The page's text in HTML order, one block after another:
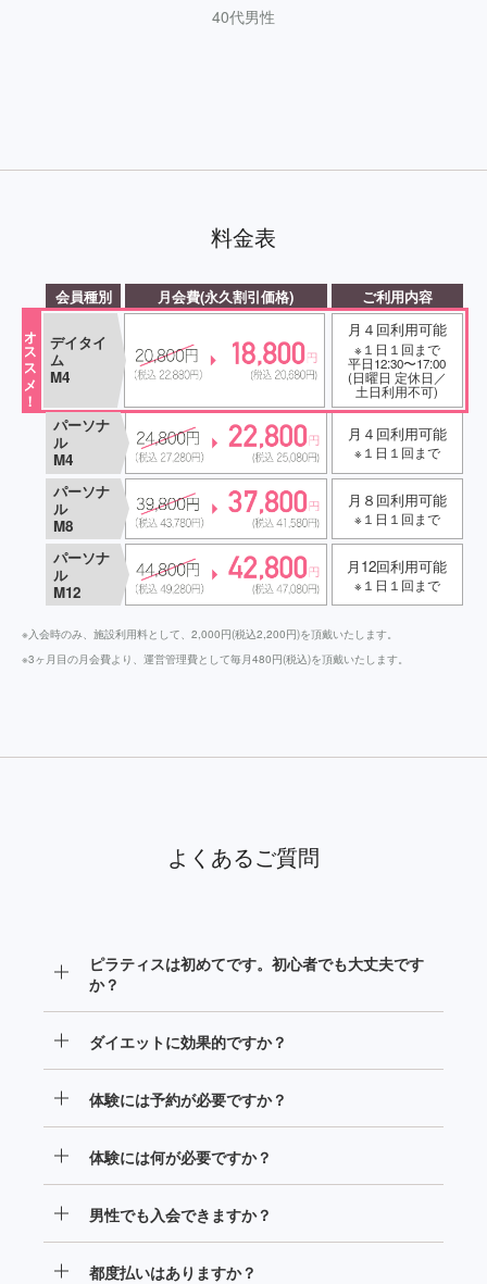
40代男性
料金表
会員種別 月会費(永久割引価格) ご利用内容
オススメ！
デイタイ
ム
M4
月４回利用可能
※１日１回まで
平日12:30〜17:00
(日曜日 定休日／
土日利用不可)
パーソナ
ル
M4
月４回利用可能
※１日１回まで
パーソナ
ル
M8
月８回利用可能
※１日１回まで
パーソナ
ル
M12
月12回利用可能
※１日１回まで
※入会時のみ、施設利用料として、2,000円(税込2,200円)を頂戴いたします。
※3ヶ月目の月会費より、運営管理費として毎月480円(税込)を頂戴いたします。
よくあるご質問
ピラティスは初めてです。初心者でも大丈夫です
か？
高額なイメージのマシンピラティスですが、当店では
安心の月額制で通うことができます。さらに、オープ
ン前の今なら、先着50名様のみ永久割引価格でご入会
いただけます。
ダイエットに効果的ですか？
当スタジオでは、マシンピラティスとウェイトトレー
ニングを組み合わせた、パーソナルのワークアウトを
行い、インナーとアウター両方の筋肉を鍛えることが
できますので、ダイエットに効果的です。
体験には予約が必要ですか？
当ホームページの「体験予約はこちら」からご予約の
上、ご来店ください。
体験には何が必要ですか？
体験の際に必要な運動できるウェアと運転免許証など
のご本人確認書類をお持ちください。
男性でも入会できますか？
はい。男性もご入会いただけます。
都度払いはありますか？